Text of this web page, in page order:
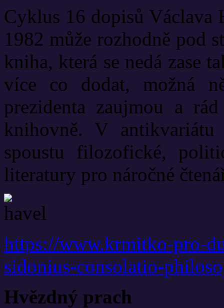
Cyklus 16 dopisů Václava
1982 může rozhodně pod
kniha, která se nedá zase
více co dodat, možná
prezidenta zaujmou a
knihovně. V
spoustu filozofické,
literatury pro náročné
https://www.krmitko-pro-
sidonius-consolatio-
Hvězdný prach